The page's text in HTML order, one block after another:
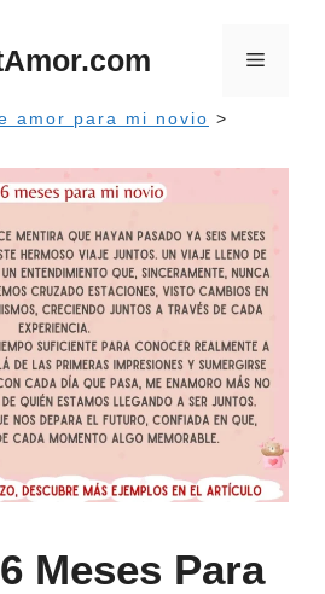
Menú
amor para mi novio >
Meses Para